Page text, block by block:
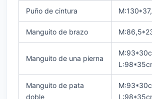
Puño de cintura
Manguito de brazo
Manguito de una pierna
Manguito de pata
doble